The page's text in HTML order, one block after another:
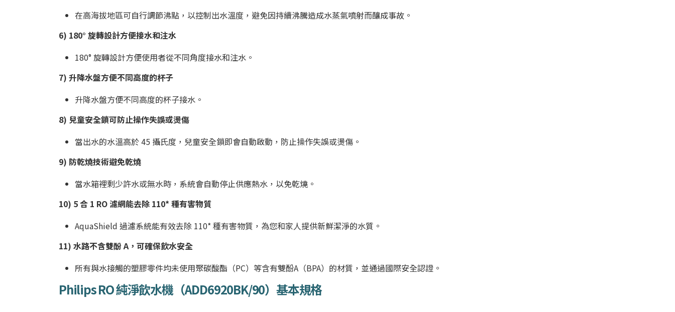
在高海拔地區可自行調節沸點，以控制出水溫度，避免因持續沸騰造成水蒸氣噴射而釀成事故。
6) 180° 旋轉設計方便接水和注水
180° 旋轉設計方便使用者從不同角度接水和注水。
7) 升降水盤方便不同高度的杯子
升降水盤方便不同高度的杯子接水。
8) 兒童安全鎖可防止操作失誤或燙傷
當出水的水溫高於 45 攝氏度，兒童安全鎖即會自動啟動，防止操作失誤或燙傷。
9) 防乾燒技術避免乾燒
當水箱裡剩少許水或無水時，系統會自動停止供應熱水，以免乾燒。
10) 5 合 1 RO 濾網能去除 110* 種有害物質
AquaShield 過濾系統能有效去除 110* 種有害物質，為您和家人提供新鮮潔淨的水質。
11) 水路不含雙酚 A，可確保飲水安全
所有與水接觸的塑膠零件均未使用聚碳酸酯（PC）等含有雙酚A（BPA）的材質，並通過國際安全認證。
Philips RO 純淨飲水機（ADD6920BK/90）基本規格